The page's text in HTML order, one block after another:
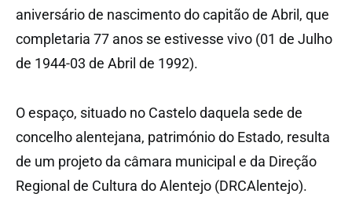
aniversário de nascimento do capitão de Abril, que
completaria 77 anos se estivesse vivo (01 de Julho
de 1944-03 de Abril de 1992).
O espaço, situado no Castelo daquela sede de
concelho alentejana, património do Estado, resulta
de um projeto da câmara municipal e da Direção
Regional de Cultura do Alentejo (DRCAlentejo).